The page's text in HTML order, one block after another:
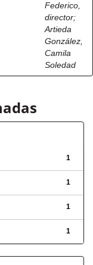
Federico,
director;
Artieda
González,
Camila
Soledad
1
1
1
1